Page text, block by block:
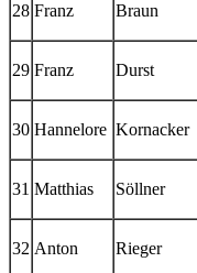
28 Franz Braun
29 Franz Durst
30 Hannelore Kornacker
31 Matthias Söllner
32 Anton Rieger